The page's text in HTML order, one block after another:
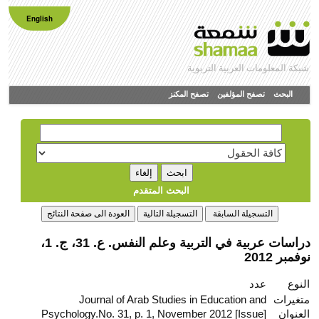
English
شبكة المعلومات العربية التربوية
البحث تصفح المؤلفين تصفح المكنز
البحث المتقدم
دراسات عربية في التربية وعلم النفس. ع. 31، ج. 1،
نوفمبر 2012
النوع
عدد
متغيرات
العنوان
Journal of Arab Studies in Education and
Psychology.No. 31, p. 1, November 2012 [Issue]